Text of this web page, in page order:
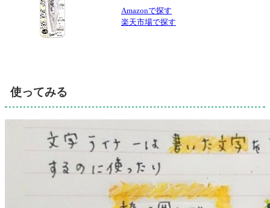
Amazonで探す
楽天市場で探す
使ってみる